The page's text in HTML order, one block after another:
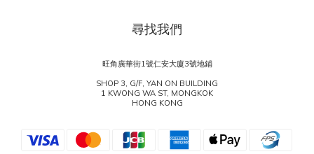
尋找我們
旺角廣華街1號仁安大廈3號地鋪
SHOP 3, G/F, YAN ON BUILDING
1 KWONG WA ST, MONGKOK
HONG KONG